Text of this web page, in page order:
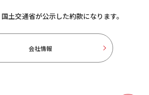
土交通省が公示した約款になります。
会社情報